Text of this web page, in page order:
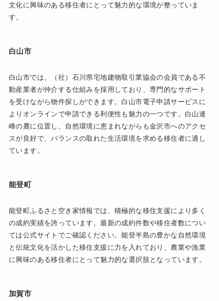
文化に興味のある移住者にとって魅力的な環境が整っていま
す。
白山市
白山市では、（社）石川県宅地建物取引業協会の会員である不
動産業者が仲介する仕組みを採用しており、専門的なサポート
を受けながら物件探しができます。白山市電子申請サービスに
よりオンラインで申請できる利便性も魅力の一つです。白山連
峰の麓に位置し、自然環境に恵まれながらも金沢市へのアクセ
スが良好で、バランスの取れた生活環境を求める移住者に適し
ています。
能登町
能登町ふるさと空き家情報では、積極的な移住支援により多く
の成約実績を誇っています。最新の成約件数や移住者数につい
ては公式サイトでご確認ください。能登半島の豊かな自然環境
と伝統文化を活かした移住支援に力を入れており、農業や漁業
に興味のある移住者にとって魅力的な選択肢となっています。
加賀市